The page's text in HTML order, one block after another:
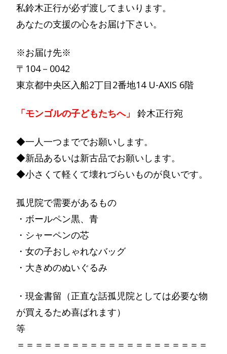
私鈴木正行が必ず渡してまいります。
あなたの支援の心をお届け下さい。
※お届け先※
〒104－0042
東京都中央区入船2丁目2番地14 U-AXIS 6階
「モンゴルの子どもたちへ」 鈴木正行宛
◆一人一つまででお願いします。
◆新品あるいは新古品でお願いします。
◆小さくて軽くて壊れづらいものが良いです。
孤児院で需要があるもの
・ボールペン黒、青
・シャーペンの芯
・女の子おしゃれなバッグ
・大きめのぬいぐるみ
・現金書留（正直な話孤児院としては必要な物
が買えるため喜ばれます）
等
＝＝＝＝＝＝＝＝＝＝＝＝＝＝＝＝＝＝＝＝＝